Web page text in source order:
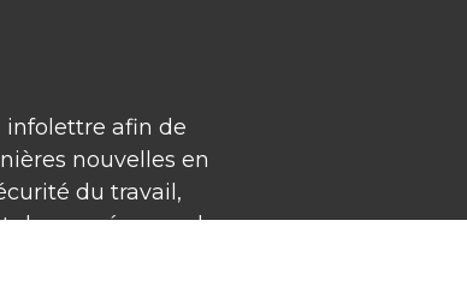
infolettre afin de
nouvelles en
du travail,
de nos séances de